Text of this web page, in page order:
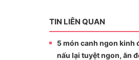
TIN LIÊN QUAN
5 món canh ngon kinh
nấu lại tuyệt ngon, ăn